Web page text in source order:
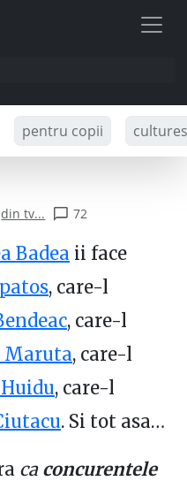
pentru copii
din tv... 72
Badea ii face
, care-l
, care-l
Maruta, care-l
, care-l
. Si tot asa…
ca concurentele